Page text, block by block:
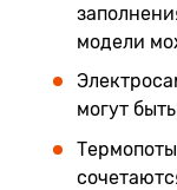
модели
могут